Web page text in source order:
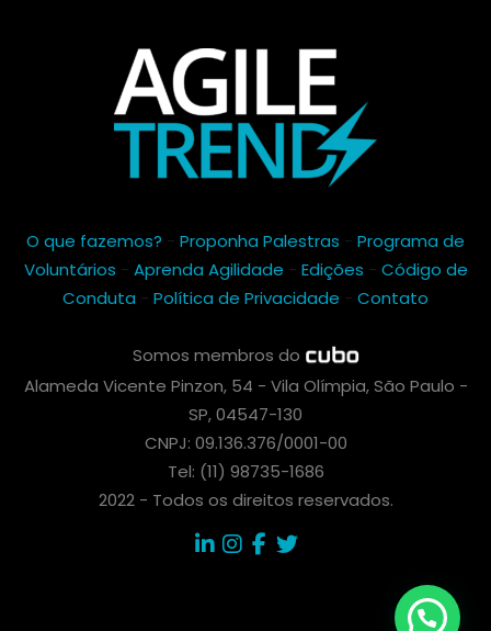
O que fazemos? - Proponha Palestras - Programa de
Voluntários - Aprenda Agilidade - Edições - Código de
Conduta - Política de Privacidade - Contato
Somos membros do
Alameda Vicente Pinzon, 54 - Vila Olímpia, São Paulo -
SP, 04547-130
CNPJ: 09.136.376/0001-00
Tel: (11) 98735-1686
2022 - Todos os direitos reservados.